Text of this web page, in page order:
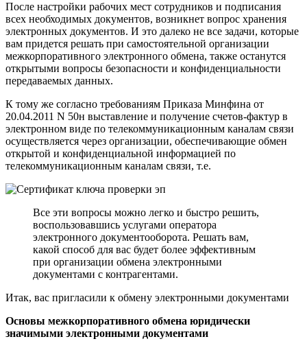
После настройки рабочих мест сотрудников и подписания
всех необходимых документов, возникнет вопрос хранения
электронных документов. И это далеко не все задачи, которые
вам придется решать при самостоятельной организации
межкорпоративного электронного обмена, также останутся
открытыми вопросы безопасности и конфиденциальности
передаваемых данных.
К тому же согласно требованиям Приказа Минфина от
20.04.2011 N 50н выставление и получение счетов-фактур в
электронном виде по телекоммуникационным каналам связи
осуществляется через организации, обеспечивающие обмен
открытой и конфиденциальной информацией по
телекоммуникационным каналам связи, т.е.
Все эти вопросы можно легко и быстро решить,
воспользовавшись услугами оператора
электронного документооборота. Решать вам,
какой способ для вас будет более эффективным
при организации обмена электронными
документами с контрагентами.
Итак, вас пригласили к обмену электронными документами
Основы межкорпоративного обмена юридически
значимыми электронными документами